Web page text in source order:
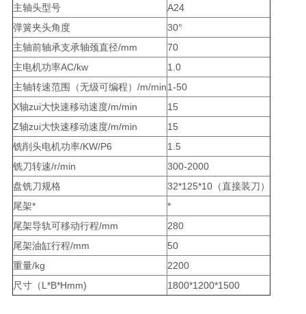
主轴头型号
A24
弹簧夹头角度
30°
主轴前轴承支承轴颈直径/mm
70
主电机功率AC/kw
1.0
主轴转速范围（无级可编程）/m/min1-50
X轴zui大快速移动速度/m/min
15
Z轴zui大快速移动速度/m/min
15
铣削头电机功率/KW/P6
1.5
铣刀转速/r/min
300-2000
盘铣刀规格
32*125*10（直接装刀）
尾架*
*
尾架导轨可移动行程/mm
280
尾架油缸行程/mm
50
重量/kg
2200
尺寸（L*B*Hmm)
1800*1200*1500